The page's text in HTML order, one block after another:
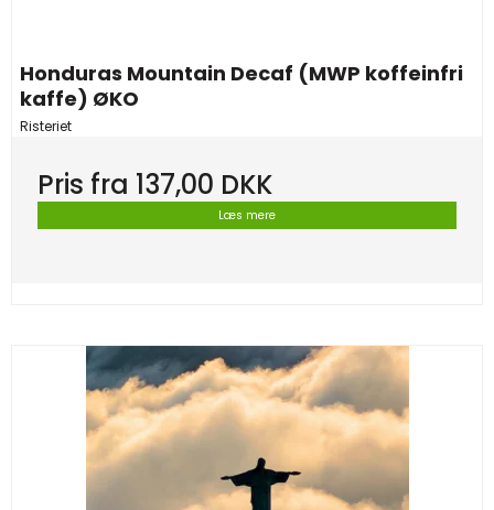
Honduras Mountain Decaf (MWP koffeinfri
kaffe) ØKO
Risteriet
Pris fra 137,00 DKK
Læs mere